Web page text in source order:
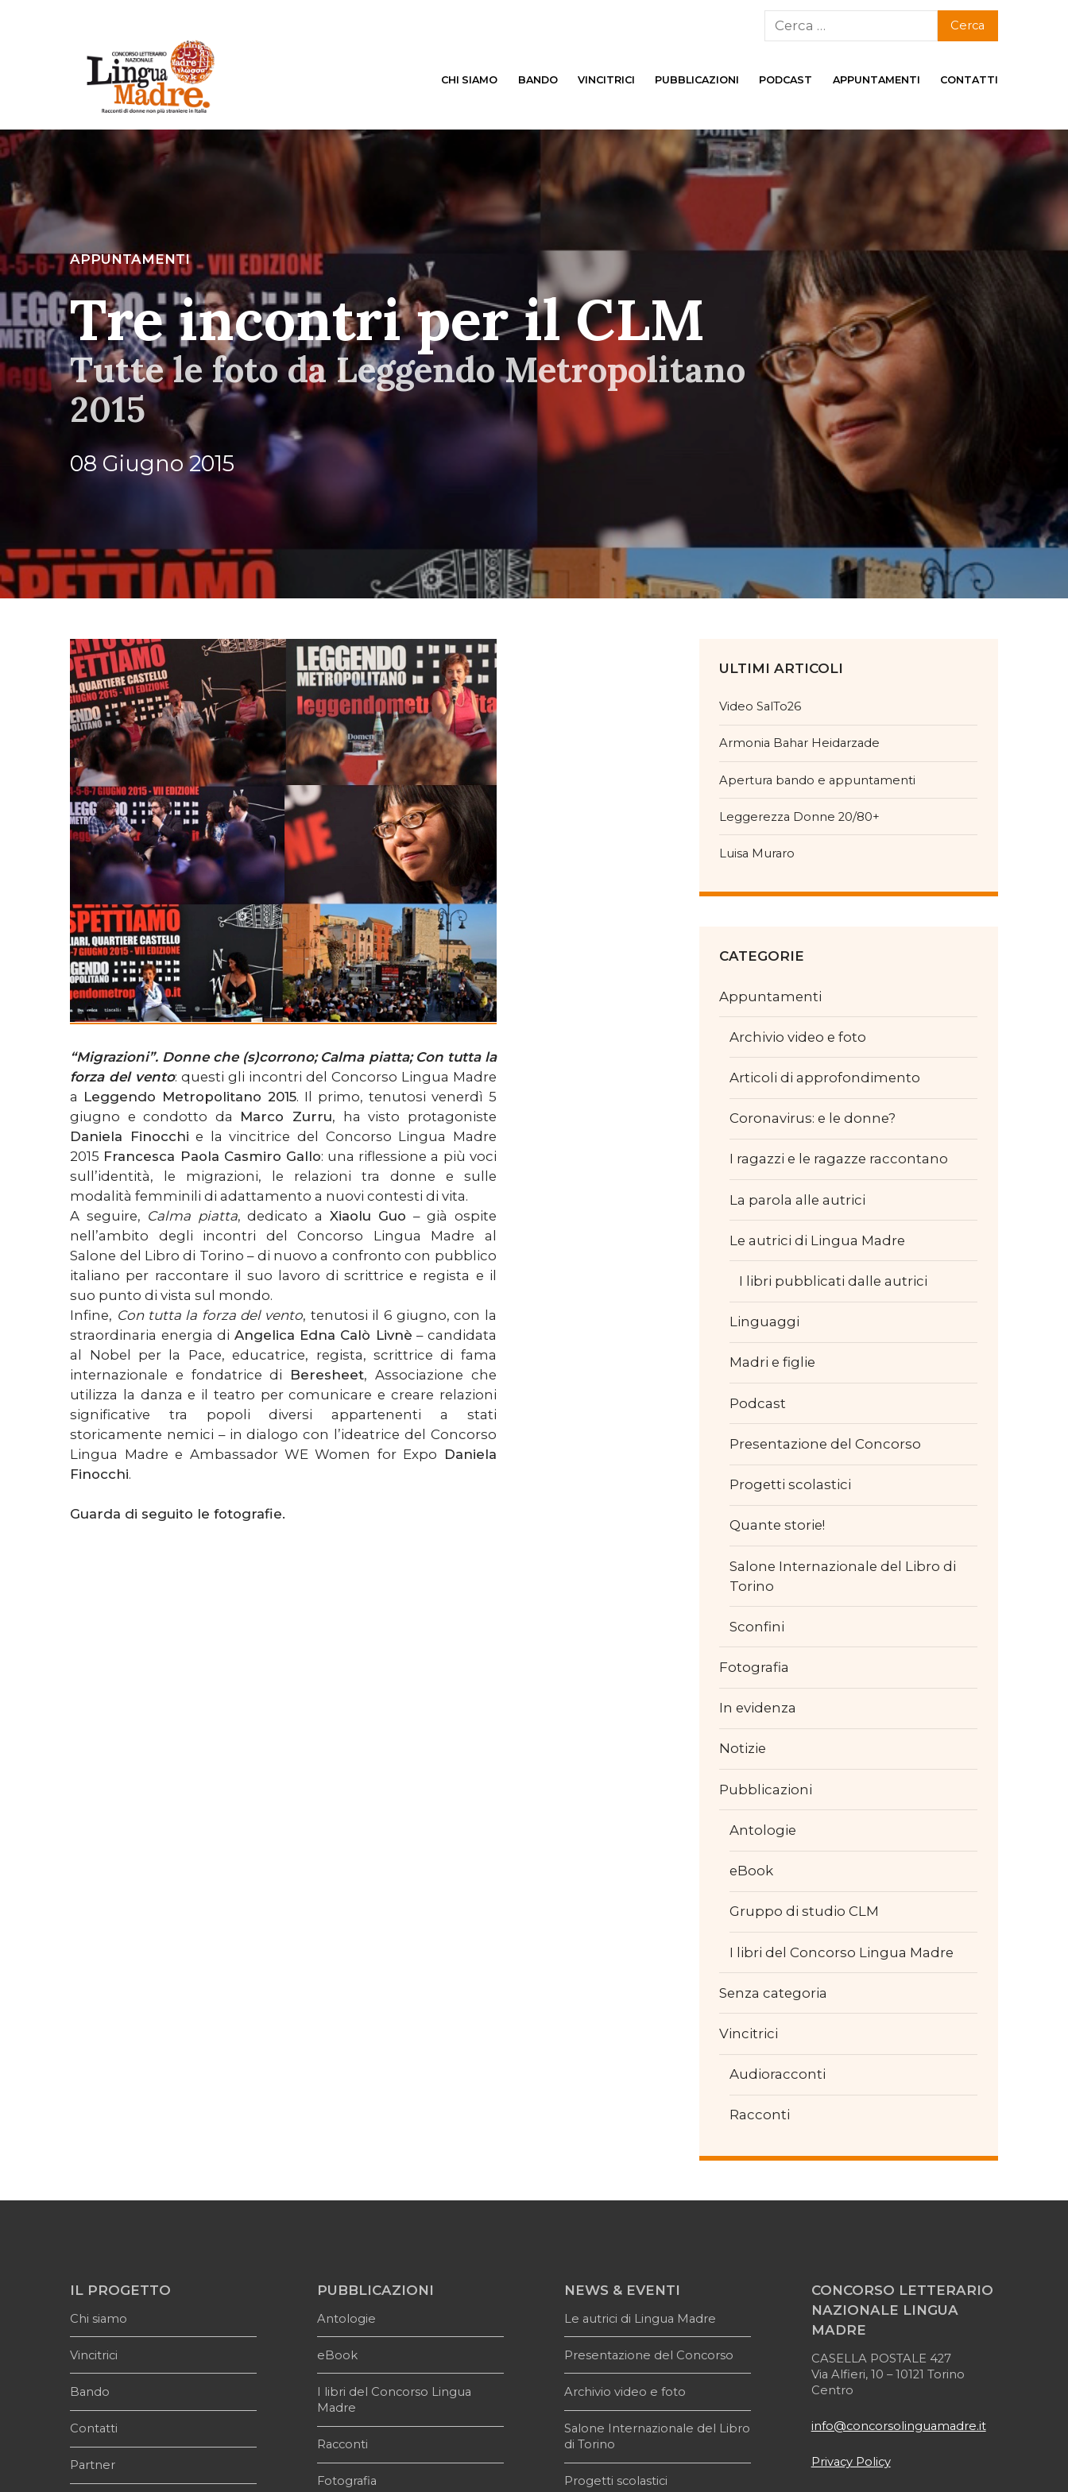
CHI SIAMO BANDO VINCITRICI PUBBLICAZIONI PODCAST APPUNTAMENTI CONTATTI
APPUNTAMENTI
Tre incontri per il CLM
Tutte le foto da Leggendo Metropolitano
2015
08 Giugno 2015
“Migrazioni”. Donne che (s)corrono; Calma piatta; Con tutta la
forza del vento: questi gli incontri del Concorso Lingua Madre
a Leggendo Metropolitano 2015. Il primo, tenutosi venerdì 5
giugno e condotto da Marco Zurru, ha visto protagoniste
Daniela Finocchi e la vincitrice del Concorso Lingua Madre
2015 Francesca Paola Casmiro Gallo: una riflessione a più voci
sull’identità, le migrazioni, le relazioni tra donne e sulle
modalità femminili di adattamento a nuovi contesti di vita.
A seguire, Calma piatta, dedicato a Xiaolu Guo – già ospite
nell’ambito degli incontri del Concorso Lingua Madre al
Salone del Libro di Torino – di nuovo a confronto con pubblico
italiano per raccontare il suo lavoro di scrittrice e regista e il
suo punto di vista sul mondo.
Infine, Con tutta la forza del vento, tenutosi il 6 giugno, con la
straordinaria energia di Angelica Edna Calò Livnè – candidata
al Nobel per la Pace, educatrice, regista, scrittrice di fama
internazionale e fondatrice di Beresheet, Associazione che
utilizza la danza e il teatro per comunicare e creare relazioni
significative tra popoli diversi appartenenti a stati
storicamente nemici – in dialogo con l’ideatrice del Concorso
Lingua Madre e Ambassador WE Women for Expo Daniela
Finocchi.
Guarda di seguito le fotografie.
ULTIMI ARTICOLI
Video SalTo26
Armonia Bahar Heidarzade
Apertura bando e appuntamenti
Leggerezza Donne 20/80+
Luisa Muraro
CATEGORIE
Appuntamenti
Archivio video e foto
Articoli di approfondimento
Coronavirus: e le donne?
I ragazzi e le ragazze raccontano
La parola alle autrici
Le autrici di Lingua Madre
I libri pubblicati dalle autrici
Linguaggi
Madri e figlie
Podcast
Presentazione del Concorso
Progetti scolastici
Quante storie!
Salone Internazionale del Libro di
Torino
Sconfini
Fotografia
In evidenza
Notizie
Pubblicazioni
Antologie
eBook
Gruppo di studio CLM
I libri del Concorso Lingua Madre
Senza categoria
Vincitrici
Audioracconti
Racconti
IL PROGETTO
Chi siamo
Vincitrici
Bando
Contatti
Partner
PUBBLICAZIONI
Antologie
eBook
I libri del Concorso Lingua
Madre
Racconti
Fotografia
NEWS & EVENTI
Le autrici di Lingua Madre
Presentazione del Concorso
Archivio video e foto
Salone Internazionale del Libro
di Torino
Progetti scolastici
CONCORSO LETTERARIO
NAZIONALE LINGUA
MADRE
CASELLA POSTALE 427
Via Alfieri, 10 – 10121 Torino
Centro
info@concorsolinguamadre.it
Privacy Policy